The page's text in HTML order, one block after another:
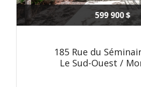
599 900 $
185 Rue du
Le Sud-Ouest /